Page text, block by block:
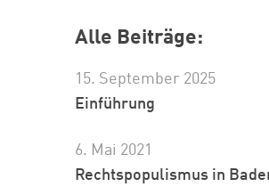
Alle Beiträge:
15. September 2025
Einführung
6. Mai 2021
Rechtspopulismus in